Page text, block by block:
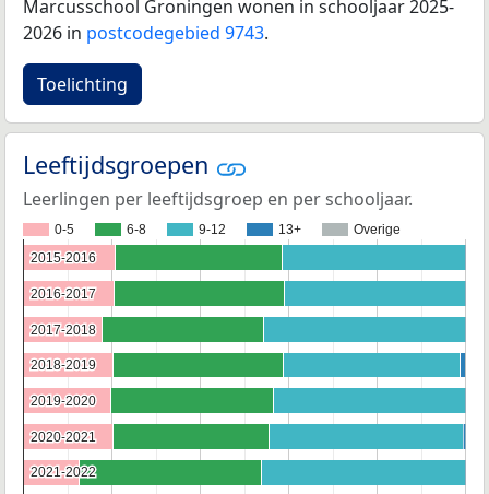
Marcusschool Groningen wonen in schooljaar 2025-
2026 in postcodegebied 9743.
Toelichting
Leeftijdsgroepen
Leerlingen per leeftijdsgroep en per schooljaar.
0-5 6-8 9-12 13+ Overige
2015-2016
2015-2016
2016-2017
2016-2017
2017-2018
2017-2018
2018-2019
2018-2019
2019-2020
2019-2020
2020-2021
2020-2021
2021-2022
2021-2022